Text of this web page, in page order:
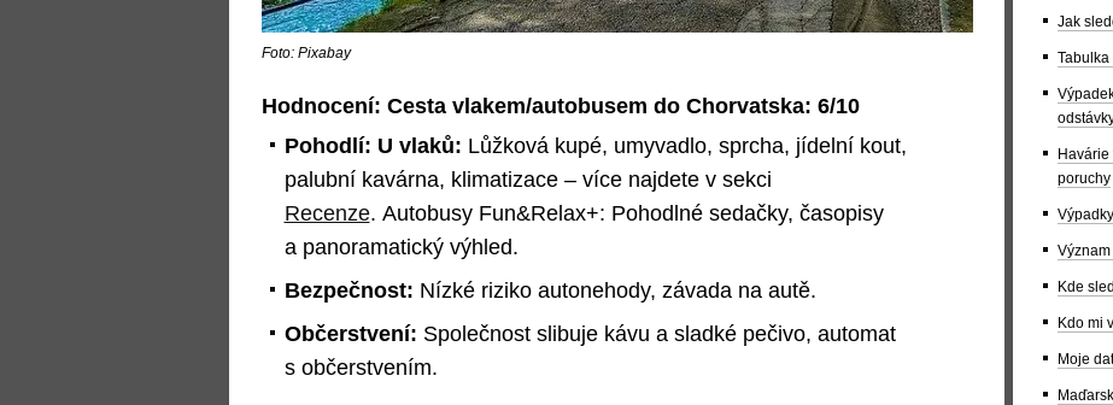
Foto: Pixabay
Hodnocení: Cesta vlakem/autobusem do Chorvatska: 6/10
Pohodlí: U vlaků: Lůžková kupé, umyvadlo, sprcha, jídelní kout,
palubní kavárna, klimatizace – více najdete v sekci
Recenze. Autobusy Fun&Relax+: Pohodlné sedačky, časopisy
a panoramatický výhled.
Bezpečnost: Nízké riziko autonehody, závada na autě.
Občerstvení: Společnost slibuje kávu a sladké pečivo, automat
s občerstvením.
Jak
Tabulka
poruchy
Kde
Kdo mi
Moje